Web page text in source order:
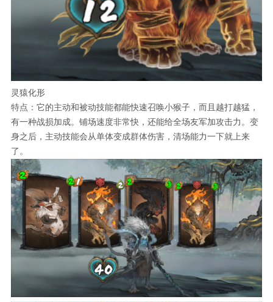
灵猿化形
特点：它的主动和被动技能都能快速召唤小猴子，而且越打越猛，
有一种战损加成。铺场速度非常快，还能给全场友军加攻击力。变
身之后，主动技能会从单体变成群体伤害，清场能力一下就上来
了。